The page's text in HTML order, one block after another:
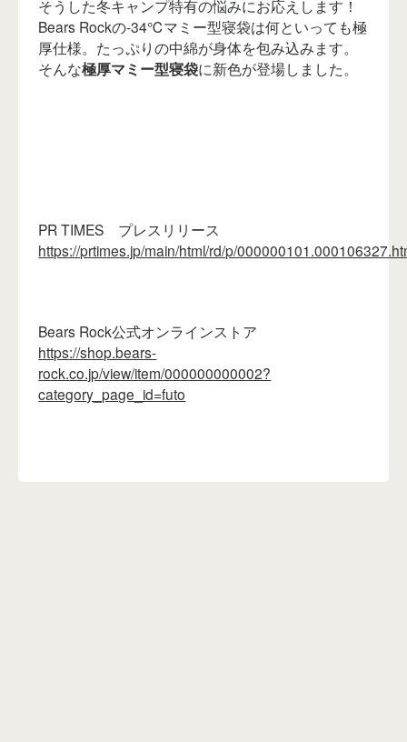
そうした冬キャンプ特有の悩みにお応えします！
Bears Rockの-34℃マミー型寝袋は何といっても極
厚仕様。たっぷりの中綿が身体を包み込みます。
そんな極厚マミー型寝袋に新色が登場しました。
PR TIMES プレスリリース
https://prtimes.jp/main/html/rd/p/
Bears Rock公式オンラインストア
https://shop.bears-
rock.co.jp/view/item/000000000002?
category_page_id=futo